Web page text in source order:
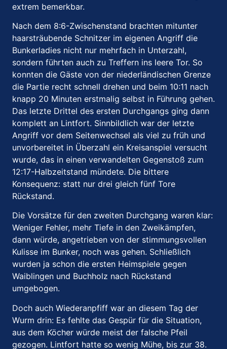
extrem bemerkbar.
Nach dem 8:6-Zwischenstand brachten mitunter
haarsträubende Schnitzer im eigenen Angriff die
Bunkerladies nicht nur mehrfach in Unterzahl,
sondern führten auch zu Treffern ins leere Tor. So
konnten die Gäste von der niederländischen Grenze
die Partie recht schnell drehen und beim 10:11 nach
knapp 20 Minuten erstmalig selbst in Führung gehen.
Das letzte Drittel des ersten Durchgangs ging dann
komplett an Lintfort. Sinnbildlich war der letzte
Angriff vor dem Seitenwechsel als viel zu früh und
unvorbereitet in Überzahl ein Kreisanspiel versucht
wurde, das in einen verwandelten Gegenstoß zum
12:17-Halbzeitstand mündete. Die bittere
Konsequenz: statt nur drei gleich fünf Tore
Rückstand.
Die Vorsätze für den zweiten Durchgang waren klar:
Weniger Fehler, mehr Tiefe in den Zweikämpfen,
dann würde, angetrieben von der stimmungsvollen
Kulisse im Bunker, noch was gehen. Schließlich
wurden ja schon die ersten Heimspiele gegen
Waiblingen und Buchholz nach Rückstand
umgebogen.
Doch auch Wiederanpfiff war an diesem Tag der
Wurm drin: Es fehlte das Gespür für die Situation,
aus dem Köcher würde meist der falsche Pfeil
gezogen. Lintfort hatte so wenig Mühe, bis zur 38.